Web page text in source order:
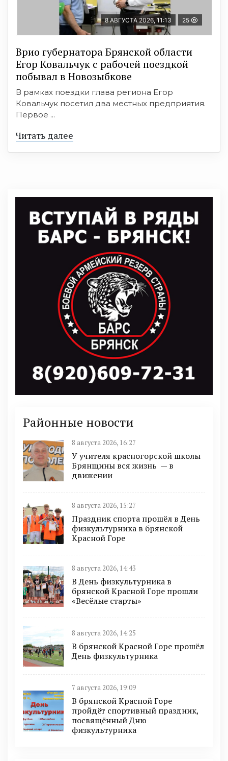
8 АВГУСТА 2026, 11:13 25
Врио губернатора Брянской области
Егор Ковальчук с рабочей поездкой
побывал в Новозыбкове
В рамках поездки глава региона Егор
Ковальчук посетил два местных предприятия.
Первое ...
Читать далее
Районные новости
8 августа 2026, 16:27
У учителя красногорской школы
Брянщины вся жизнь — в
движении
8 августа 2026, 15:27
Праздник спорта прошёл в День
физкультурника в брянской
Красной Горе
8 августа 2026, 14:43
В День физкультурника в
брянской Красной Горе прошли
«Весёлые старты»
8 августа 2026, 14:25
В брянской Красной Горе прошёл
День физкультурника
7 августа 2026, 19:09
В брянской Красной Горе
пройдёт спортивный праздник,
посвящённый Дню
физкультурника